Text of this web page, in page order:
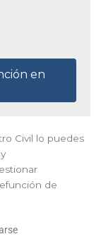
en
Civil lo puedes
de